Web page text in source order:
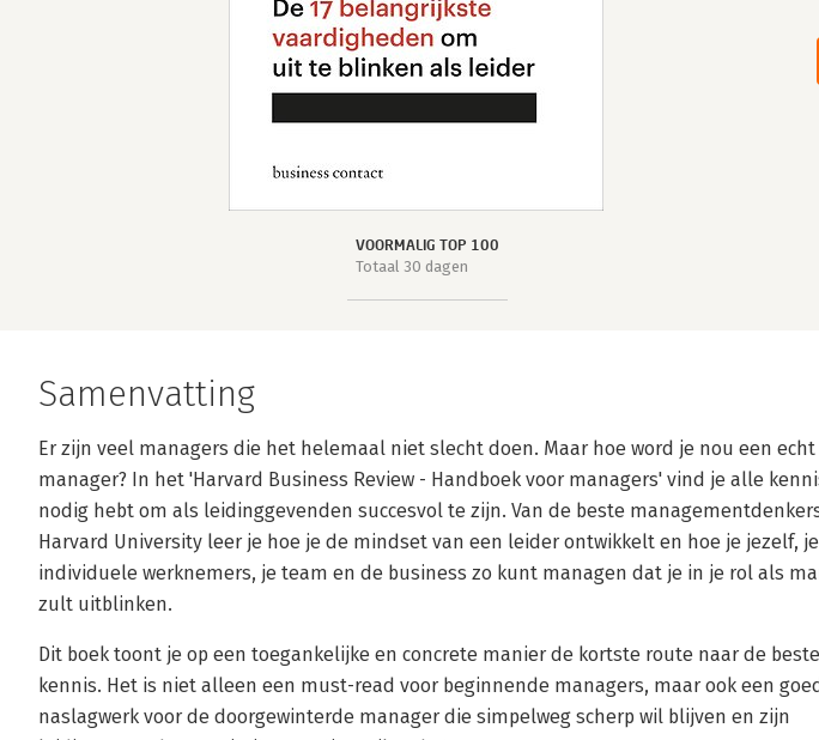
VOORMALIG TOP 100
Totaal 30 dagen
Samenvatting
Er zijn veel managers die het helemaal niet slecht doen. Maar hoe word je nou een
manager? In het 'Harvard Business Review - Handboek voor managers' vind je alle
nodig hebt om als leidinggevenden succesvol te zijn. Van de beste
Harvard University leer je hoe je de mindset van een leider ontwikkelt en hoe je jezelf, je
individuele werknemers, je team en de business zo kunt managen dat je in je rol als
zult uitblinken.
Dit boek toont je op een toegankelijke en concrete manier de kortste route naar de beste
kennis. Het is niet alleen een must-read voor beginnende managers, maar ook een
naslagwerk voor de doorgewinterde manager die simpelweg scherp wil blijven en zijn